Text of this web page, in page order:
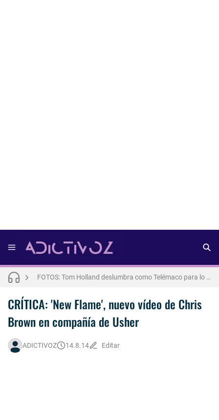
FOTOS: Tom Holland deslumbra como Telémaco para lo nuevo de GQ [2026]
CRÍTICA: 'New Flame', nuevo vídeo de Chris
Brown en compañía de Usher
ADICTIVOZ 14.8.14 Editar